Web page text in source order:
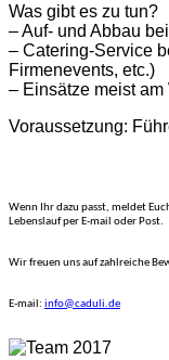
Was gibt es zu tun?
– Auf- und Abbau
– Catering-Service
Firmenevents, etc.)
– Einsätze meist
Voraussetzung:
Wenn Ihr dazu passt, meldet
Lebenslauf per E-mail oder Post.
Wir freuen uns auf zahlreiche
E-mail: info@caduli.de